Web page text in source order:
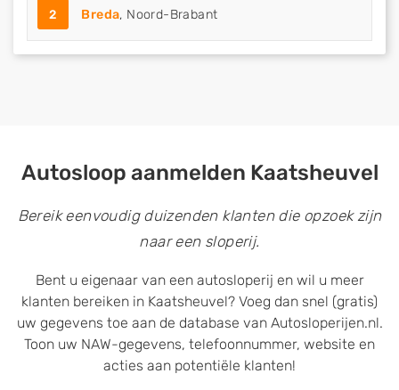
2 Breda, Noord-Brabant
Autosloop aanmelden Kaatsheuvel
Bereik eenvoudig duizenden klanten die opzoek zijn
naar een sloperij.
Bent u eigenaar van een autosloperij en wil u meer
klanten bereiken in Kaatsheuvel? Voeg dan snel (gratis)
uw gegevens toe aan de database van Autosloperijen.nl.
Toon uw NAW-gegevens, telefoonnummer, website en
acties aan potentiële klanten!